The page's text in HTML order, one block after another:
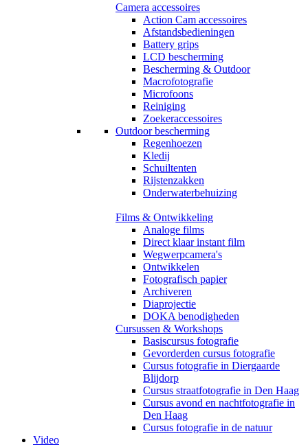
Camera accessoires
Action Cam accessoires
Afstandsbedieningen
Battery grips
LCD bescherming
Bescherming & Outdoor
Macrofotografie
Microfoons
Reiniging
Zoekeraccessoires
Outdoor bescherming
Regenhoezen
Kledij
Schuiltenten
Rijstenzakken
Onderwaterbehuizing
Films & Ontwikkeling
Analoge films
Direct klaar instant film
Wegwerpcamera's
Ontwikkelen
Fotografisch papier
Archiveren
Diaprojectie
DOKA benodigheden
Cursussen & Workshops
Basiscursus fotografie
Gevorderden cursus fotografie
Cursus fotografie in Diergaarde
Blijdorp
Cursus straatfotografie in Den Haag
Cursus avond en nachtfotografie in
Den Haag
Cursus fotografie in de natuur
Video